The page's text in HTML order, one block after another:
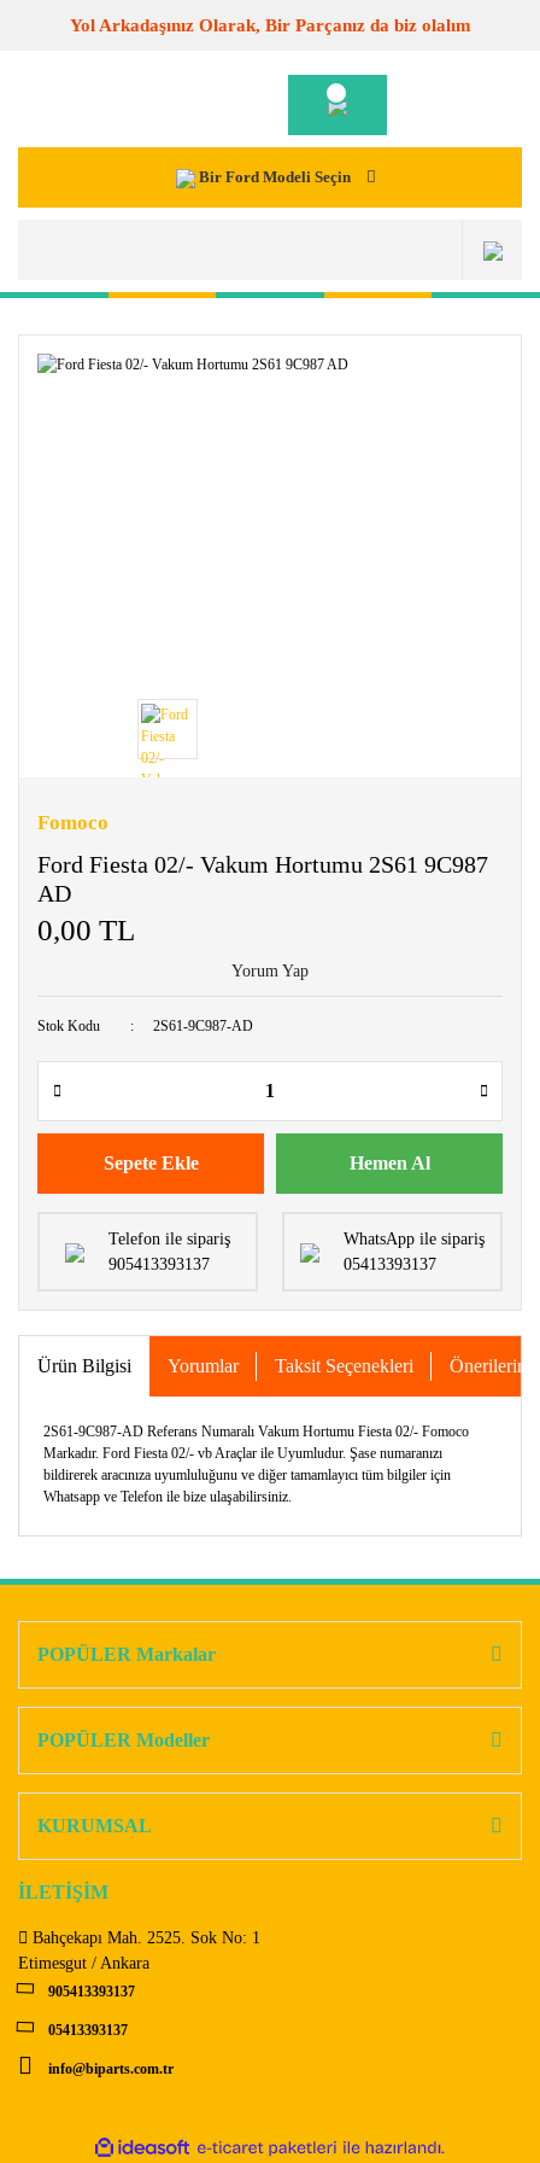
Yol Arkadaşınız Olarak, Bir Parçanız da biz olalım
Bir Ford Modeli Seçin
Fomoco
Ford Fiesta 02/- Vakum Hortumu 2S61 9C987
AD
0,00 TL
Yorum Yap
Stok Kodu 2S61-9C987-AD
Sepete Ekle Hemen Al
Telefon ile sipariş
905413393137
WhatsApp ile sipariş
05413393137
Ürün Bilgisi Yorumlar Taksit Seçenekleri Önerileriniz
2S61-9C987-AD Referans Numaralı Vakum Hortumu Fiesta 02/- Fomoco
Markadır. Ford Fiesta 02/- vb Araçlar ile Uyumludur. Şase numaranızı
bildirerek aracınıza uyumluluğunu ve diğer tamamlayıcı tüm bilgiler için
Whatsapp ve Telefon ile bize ulaşabilirsiniz.
Ürün açıklamasında eksik bilgiler bulunuyor.
Bu ürüne benzer farklı alternatifler olmalı.
POPÜLER Markalar
POPÜLER Modeller
KURUMSAL
İLETİŞİM
Bahçekapı Mah. 2525. Sok No: 1
Etimesgut / Ankara
905413393137
05413393137
info@biparts.com.tr
ideasoft
e-